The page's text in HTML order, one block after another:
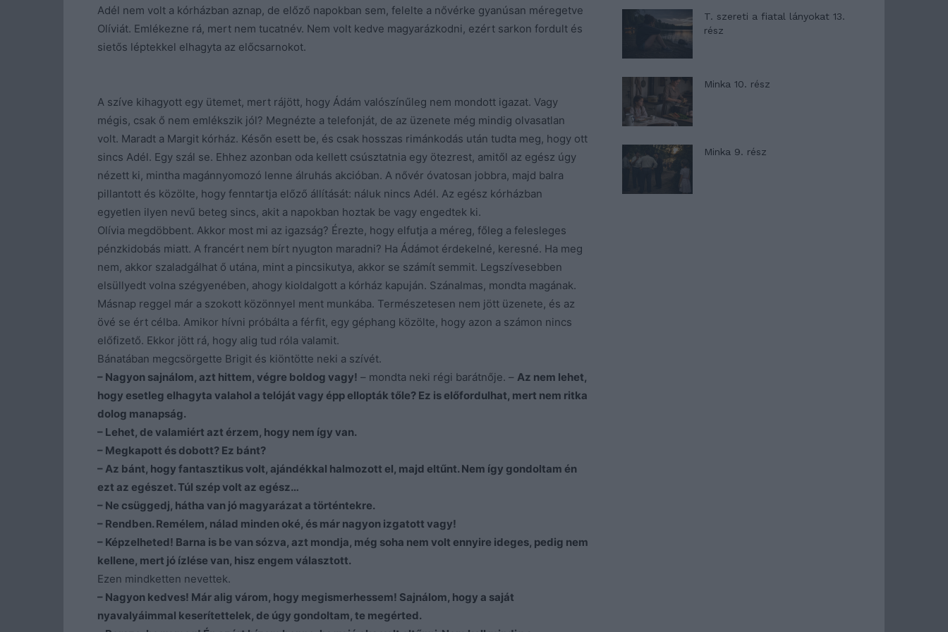
Adél nem volt a kórházban aznap, de előző napokban sem, felelte a nővérke gyanúsan méregetve
Olíviát. Emlékezne rá, mert nem tucatnév. Nem volt kedve magyarázkodni, ezért sarkon fordult és
sietős léptekkel elhagyta az előcsarnokot.
A szíve kihagyott egy ütemet, mert rájött, hogy Ádám valószínűleg nem mondott igazat. Vagy
mégis, csak ő nem emlékszik jól? Megnézte a telefonját, de az üzenete még mindig olvasatlan
volt. Maradt a Margit kórház. Későn esett be, és csak hosszas rimánkodás után tudta meg, hogy ott
sincs Adél. Egy szál se. Ehhez azonban oda kellett csúsztatnia egy ötezrest, amitől az egész úgy
nézett ki, mintha magánnyomozó lenne álruhás akcióban. A nővér óvatosan jobbra, majd balra
pillantott és közölte, hogy fenntartja előző állítását: náluk nincs Adél. Az egész kórházban
egyetlen ilyen nevű beteg sincs, akit a napokban hoztak be vagy engedtek ki.
Olívia megdöbbent. Akkor most mi az igazság? Érezte, hogy elfutja a méreg, főleg a felesleges
pénzkidobás miatt. A francért nem bírt nyugton maradni? Ha Ádámot érdekelné, keresné. Ha meg
nem, akkor szaladgálhat ő utána, mint a pincsikutya, akkor se számít semmit. Legszívesebben
elsüllyedt volna szégyenében, ahogy kioldalgott a kórház kapuján. Szánalmas, mondta magának.
Másnap reggel már a szokott közönnyel ment munkába. Természetesen nem jött üzenete, és az
övé se ért célba. Amikor hívni próbálta a férfit, egy géphang közölte, hogy azon a számon nincs
előfizető. Ekkor jött rá, hogy alig tud róla valamit.
Bánatában megcsörgette Brigit és kiöntötte neki a szívét.
– Nagyon sajnálom, azt hittem, végre boldog vagy! – mondta neki régi barátnője. – Az nem lehet,
hogy esetleg elhagyta valahol a telóját vagy épp ellopták tőle? Ez is előfordulhat, mert nem ritka
dolog manapság.
– Lehet, de valamiért azt érzem, hogy nem így van.
– Megkapott és dobott? Ez bánt?
– Az bánt, hogy fantasztikus volt, ajándékkal halmozott el, majd eltűnt. Nem így gondoltam én
ezt az egészet. Túl szép volt az egész…
– Ne csüggedj, hátha van jó magyarázat a történtekre.
– Rendben. Remélem, nálad minden oké, és már nagyon izgatott vagy!
– Képzelheted! Barna is be van sózva, azt mondja, még soha nem volt ennyire ideges, pedig nem
kellene, mert jó ízlése van, hisz engem választott.
Ezen mindketten nevettek.
– Nagyon kedves! Már alig várom, hogy megismerhessem! Sajnálom, hogy a saját
nyavalyáimmal keserítettelek, de úgy gondoltam, te megérted.
T. szereti a fiatal lányokat 13.
rész
Minka 10. rész
Minka 9. rész